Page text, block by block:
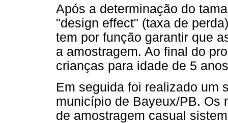
Após a determinação do
"design effect" (taxa de
tem por função garantir que
a amostragem. Ao final do
crianças para idade de 5
Em seguida foi realizado um
município de Bayeux/PB. Os
de amostragem casual